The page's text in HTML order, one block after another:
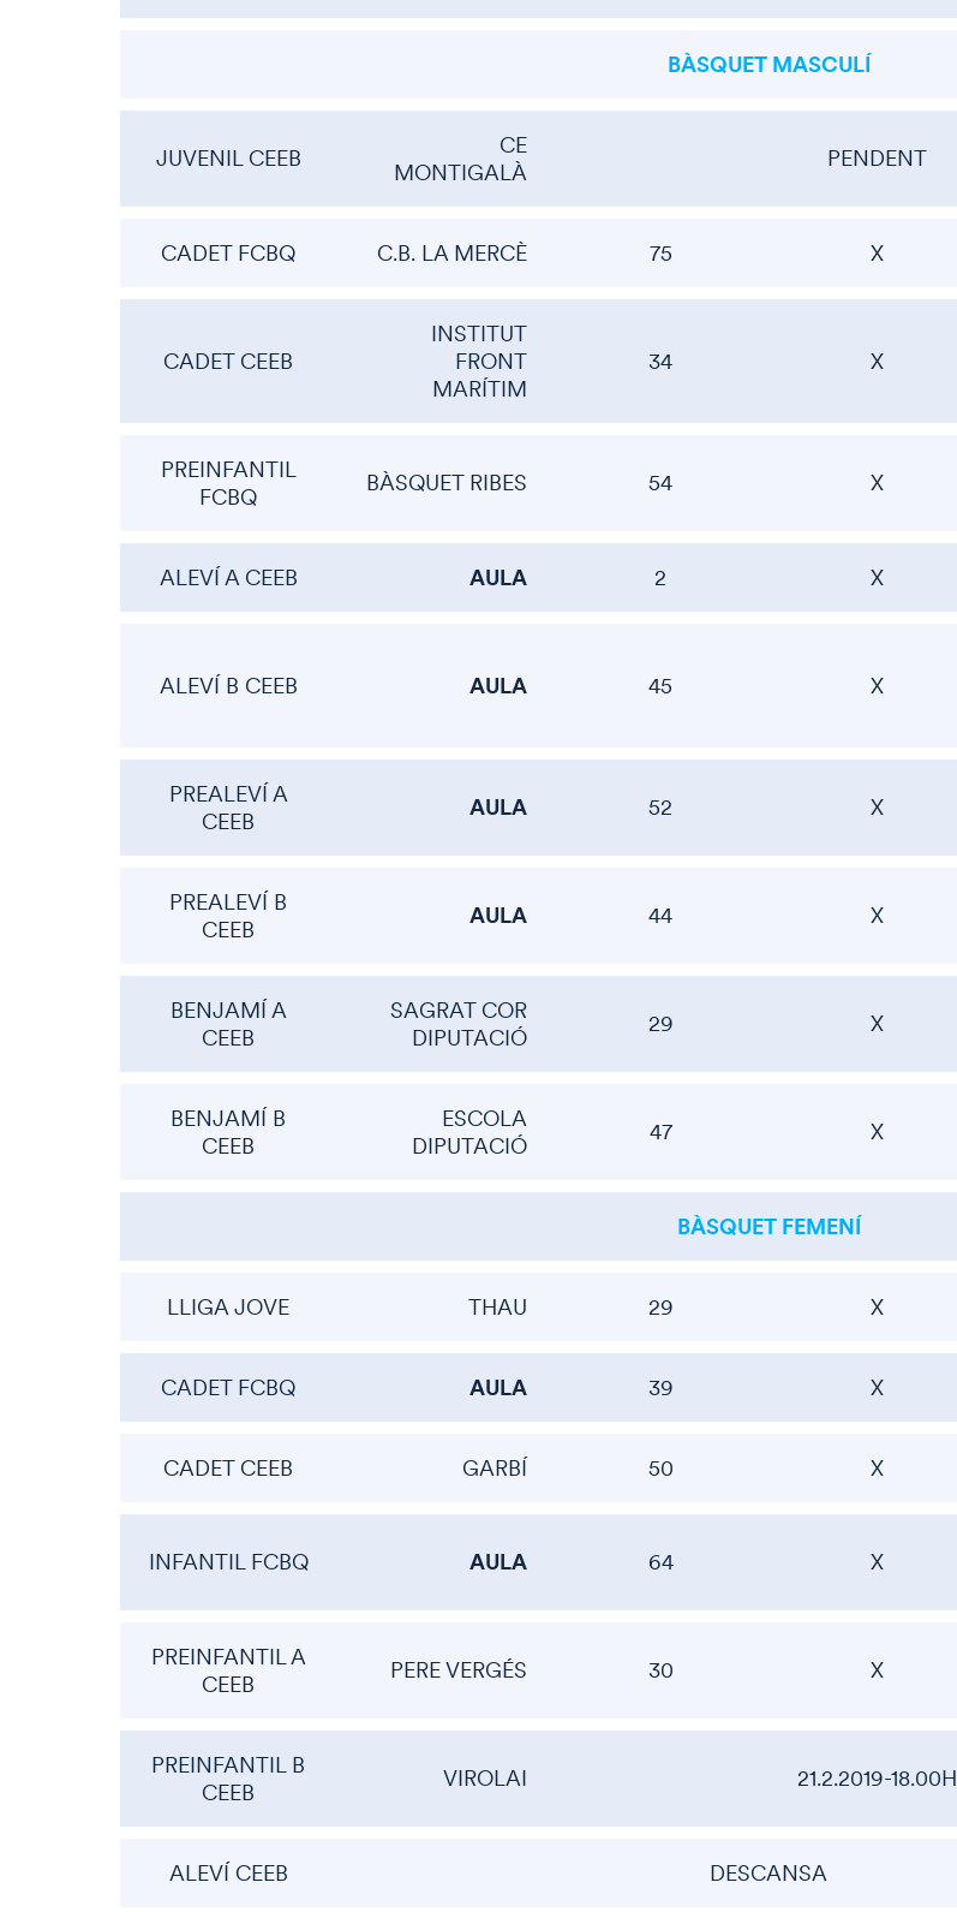
BÀSQUET MASCULÍ
JUVENIL CEEB
CE
MONTIGALÀ
PENDENT
CADET FCBQ C.B. LA MERCÈ 75 X
CADET CEEB
INSTITUT
FRONT
MARÍTIM
34 X
PREINFANTIL
FCBQ
BÀSQUET RIBES 54 X
ALEVÍ A CEEB AULA 2 X
ALEVÍ B CEEB AULA 45 X
PREALEVÍ A
CEEB
AULA 52 X
PREALEVÍ B
CEEB
AULA 44 X
BENJAMÍ A
CEEB
SAGRAT COR
DIPUTACIÓ
29 X
BENJAMÍ B
CEEB
ESCOLA
DIPUTACIÓ
47 X
BÀSQUET FEMENÍ
LLIGA JOVE THAU 29 X
CADET FCBQ AULA 39 X
CADET CEEB GARBÍ 50 X
INFANTIL FCBQ AULA 64 X
PREINFANTIL A
CEEB
PERE VERGÉS 30 X
PREINFANTIL B
CEEB
VIROLAI 21.2.2019-18.00H
ALEVÍ CEEB DESCANSA